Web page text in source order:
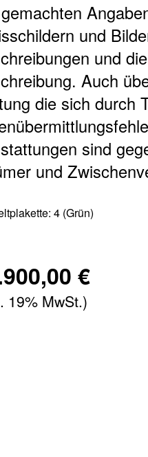
und
und
Auch
die sich durch
sind
und
4 (Grün)
€
19% MwSt.)